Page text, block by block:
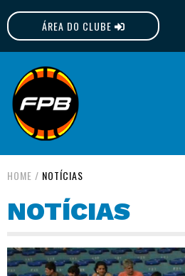
ÁREA DO CLUBE
FPB
HOME / NOTÍCIAS
NOTÍCIAS